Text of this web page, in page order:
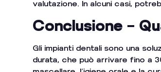
valutazione. In alcuni casi,
Conclusione –
Gli impianti dentali sono una
durata, che può arrivare fino a